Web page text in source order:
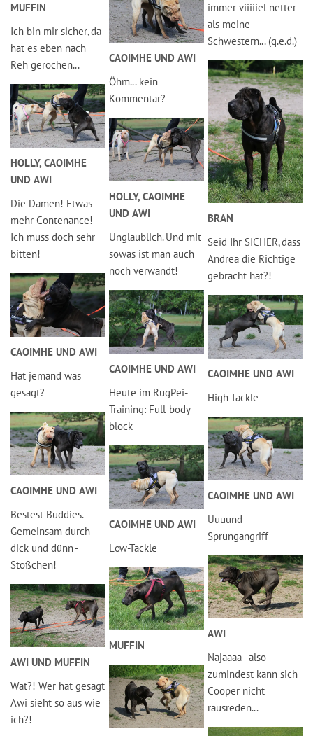
MUFFIN
Ich bin mir sicher, da
hat es eben nach
Reh gerochen...
HOLLY, CAOIMHE
UND AWI
Die Damen! Etwas
mehr Contenance!
Ich muss doch sehr
bitten!
CAOIMHE UND AWI
Hat jemand was
gesagt?
CAOIMHE UND AWI
Bestest Buddies.
Gemeinsam durch
dick und dünn -
Stößchen!
AWI UND MUFFIN
Wat?! Wer hat gesagt
Awi sieht so aus wie
ich?!
CAOIMHE UND AWI
Öhm... kein
Kommentar?
HOLLY, CAOIMHE
UND AWI
Unglaublich. Und mit
sowas ist man auch
noch verwandt!
CAOIMHE UND AWI
Heute im RugPei-
Training: Full-body
block
CAOIMHE UND AWI
Low-Tackle
MUFFIN
immer viiiiiel netter
als meine
Schwestern... (q.e.d.)
BRAN
Seid Ihr SICHER, dass
Andrea die Richtige
gebracht hat?!
CAOIMHE UND AWI
High-Tackle
CAOIMHE UND AWI
Uuuund
Sprungangriff
AWI
Najaaaa - also
zumindest kann sich
Cooper nicht
rausreden...